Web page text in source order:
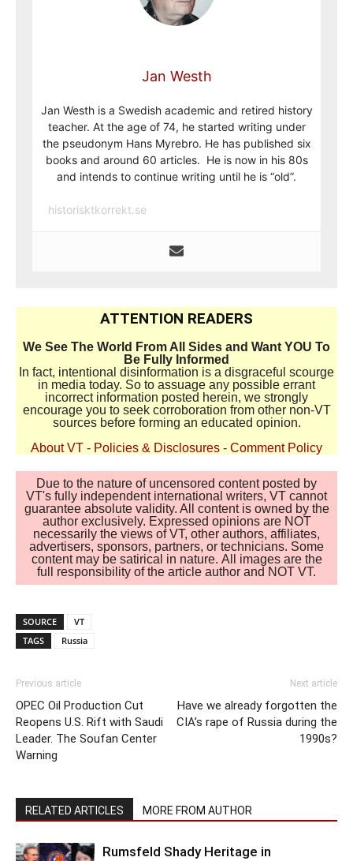
Jan Westh
Jan Westh is a Swedish academic and retired history
teacher. At the age of 74, he started writing under
the pseudonym Hans Myrebro. He has published six
books and around 60 articles. He is now in his 80s
and intends to continue writing until he is “old”.
historisktkorrekt.se
ATTENTION READERS
We See The World From All Sides and Want YOU To
Be Fully Informed
In fact, intentional disinformation is a disgraceful scourge
in media today. So to assuage any possible errant
incorrect information posted herein, we strongly
encourage you to seek corroboration from other non-VT
sources before forming an educated opinion.
About VT - Policies & Disclosures - Comment Policy
Due to the nature of uncensored content posted by
VT's fully independent international writers, VT cannot
guarantee absolute validity. All content is owned by the
author exclusively. Expressed opinions are NOT
necessarily the views of VT, other authors, affiliates,
advertisers, sponsors, partners, or technicians. Some
content may be satirical in nature. All images are the
full responsibility of the article author and NOT VT.
SOURCE
VT
TAGS
Russia
Previous article
OPEC Oil Production Cut
Reopens U.S. Rift with Saudi
Leader. The Soufan Center
Warning
Next article
Have we already forgotten the
CIA’s rape of Russia during the
1990s?
RELATED ARTICLES MORE FROM AUTHOR
Rumsfeld Shady Heritage in